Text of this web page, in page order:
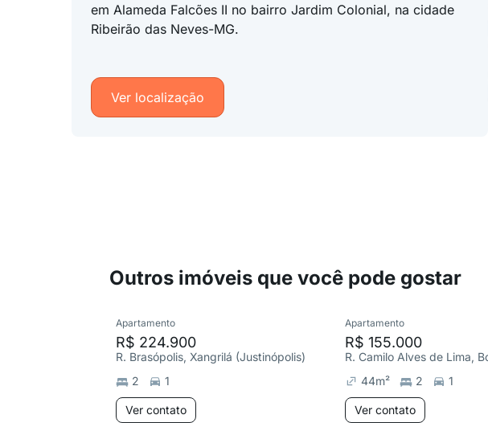
em Alameda Falcões II no bairro Jardim Colonial, na cidade
Ribeirão das Neves-MG.
Ver localização
Outros imóveis que você pode gostar
Apartamento
R$ 224.900
R. Brasópolis, Xangrilá (Justinópolis)
2
1
Ver contato
Apartamento
R$ 155.000
44m² 2 1
Ver contato